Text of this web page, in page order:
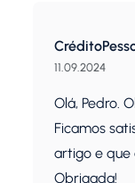
11.09.2024
Olá, Pedro.
Ficamos
artigo e que
Obrigada!